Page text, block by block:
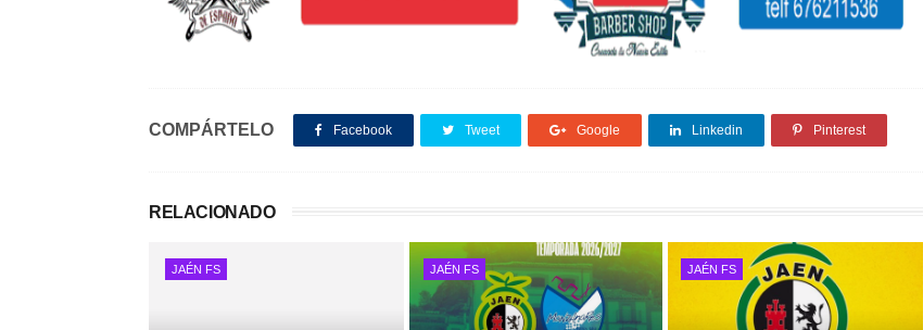
COMPÁRTELO Facebook Tweet Google Linkedin Pinterest
RELACIONADO
JAÉN FS JAÉN FS JAÉN FS